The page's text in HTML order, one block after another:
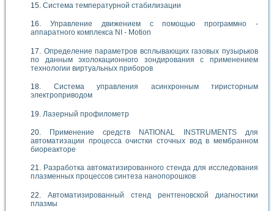
Система температурной стабилизации
Управление движением с помощью программно -
аппаратного комплекса NI - Motion
Определение параметров всплывающих газовых пузырьков
по данным эхолокационного зондирования с применением
технологии виртуальных приборов
Система управления асинхронным тиристорным
электроприводом
Лазерный профилометр
Применение средств NATIONAL INSTRUMENTS для
автоматизации процесса очистки сточных вод в мембранном
биореакторе
Разработка автоматизированного стенда для исследования
плазменных процессов синтеза нанопорошков
Автоматизированный стенд рентгеновской диагностики
плазмы